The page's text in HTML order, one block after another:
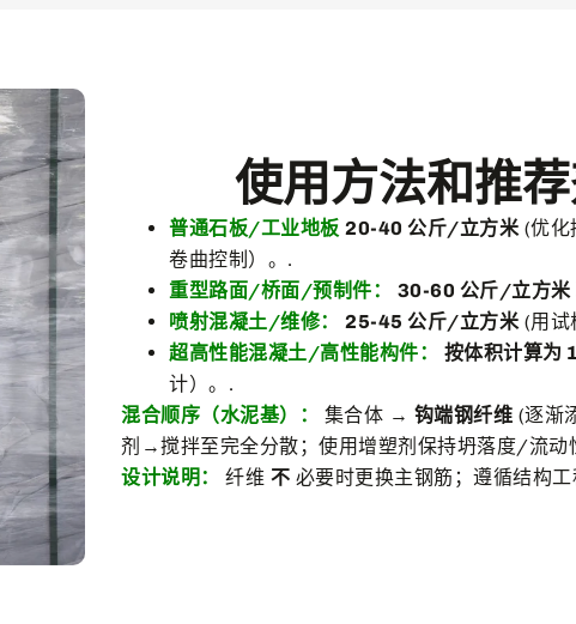
使用方法和推
普通石板/工业地板 20-40 公斤/立方米 (优化
卷曲控制）。.
重型路面/桥面/预制件：
30-60 公斤/立方米
喷射混凝土/维修：
25-45 公斤/立方米 (用试
超高性能混凝土/高性能构件：
按体积计算为
计）。.
混合顺序（水泥基）：
集合体 → 钩端钢纤维 (逐渐
剂→搅拌至完全分散；使用增塑剂保持坍落度/流动
设计说明：
纤维 不 必要时更换主钢筋；遵循结构